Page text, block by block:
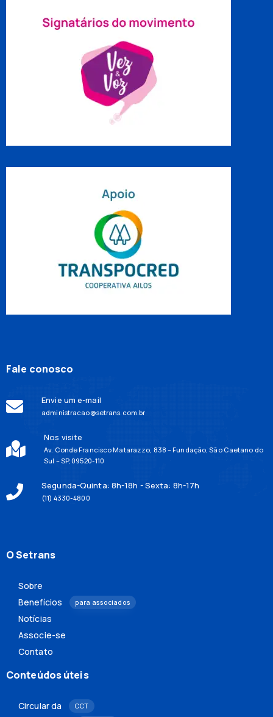
Fale conosco
Envie um e-mail
administracao@setrans.com.br
Nos visite
Av. Conde Francisco Matarazzo, 838 – Fundação, São Caetano do
Sul – SP, 09520-110
Segunda-Quinta: 8h-18h - Sexta: 8h-17h
(11) 4330-4800
O Setrans
Sobre
Benefícios
para associados
Notícias
Associe-se
Contato
Conteúdos úteis
Circular da CCT